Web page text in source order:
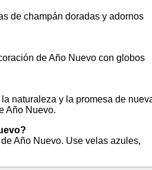
de champán doradas y adornos
de Año Nuevo con globos
naturaleza y la promesa de
Año Nuevo.
Año Nuevo. Use velas azules,